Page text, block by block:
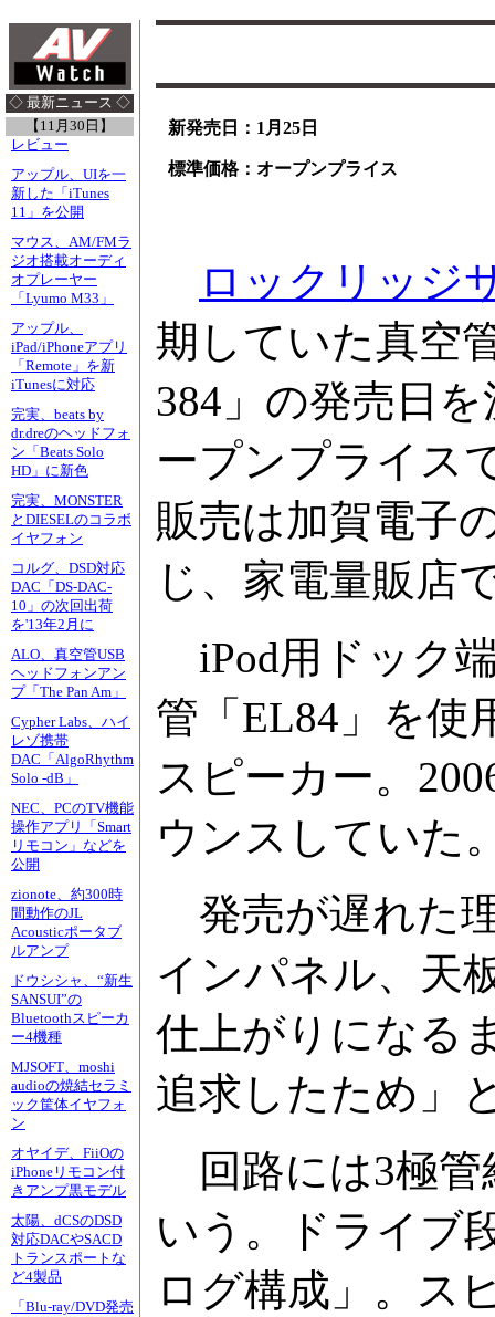
◇ 最新ニュース ◇
【11月30日】
レビュー
アップル、UIを一
新した「iTunes
11」を公開
マウス、AM/FMラ
ジオ搭載オーディ
オプレーヤー
「Lyumo M33」
アップル、
iPad/iPhoneアプリ
「Remote」を新
iTunesに対応
完実、beats by
dr.dreのヘッドフォ
ン「Beats Solo
HD」に新色
完実、MONSTER
とDIESELのコラボ
イヤフォン
コルグ、DSD対応
DAC「DS-DAC-
10」の次回出荷
を'13年2月に
ALO、真空管USB
ヘッドフォンアン
プ「The Pan Am」
Cypher Labs、ハイ
レゾ携帯
DAC「AlgoRhythm
Solo -dB」
NEC、PCのTV機能
操作アプリ「Smart
リモコン」などを
公開
zionote、約300時
間動作のJL
Acousticポータブ
ルアンプ
ドウシシャ、“新生
SANSUI”の
Bluetoothスピーカ
ー4機種
MJSOFT、moshi
audioの焼結セラミ
ック筐体イヤフォ
ン
オヤイデ、FiiOの
iPhoneリモコン付
きアンプ黒モデル
太陽、dCSのDSD
対応DACやSACD
トランスポートな
ど4製品
「Blu-ray/DVD発売
新発売日：1月25日
標準価格：オープンプライス
ロックリッジ
期していた真空
384」の発売日
ープンプライス
販売は加賀電子
じ、家電量販店
iPod用ドック
管「EL84」を使
スピーカー。
ウンスしていた
発売が遅れた
インパネル、天
仕上がりになる
追求したため」
回路には3極管
いう。ドライブ
ログ構成」。ス